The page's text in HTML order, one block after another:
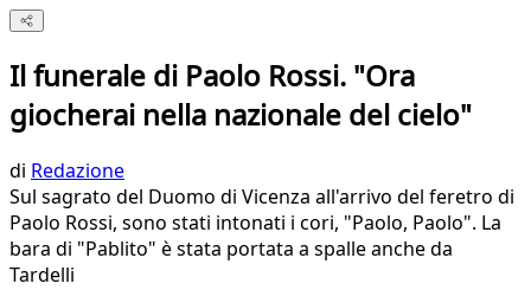
Il funerale di Paolo Rossi. "Ora
giocherai nella nazionale del cielo"
di Redazione
Sul sagrato del Duomo di Vicenza all'arrivo del feretro di
Paolo Rossi, sono stati intonati i cori, "Paolo, Paolo". La
bara di "Pablito" è stata portata a spalle anche da
Tardelli